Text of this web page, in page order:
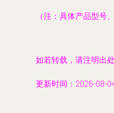
（注：具体产品型号
如若转载，请注明出
更新时间：2026-08-